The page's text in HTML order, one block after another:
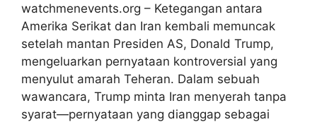
watchmenevents.org – Ketegangan antara
Amerika Serikat dan Iran kembali memuncak
setelah mantan Presiden AS, Donald Trump,
mengeluarkan pernyataan kontroversial yang
menyulut amarah Teheran. Dalam sebuah
wawancara, Trump minta Iran menyerah tanpa
syarat—pernyataan yang dianggap sebagai